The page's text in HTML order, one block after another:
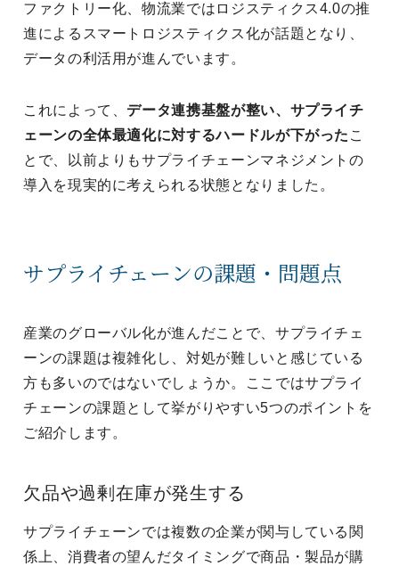
ファクトリー化、物流業ではロジスティクス4.0の推
進によるスマートロジスティクス化が話題となり、
データの利活用が進んでいます。
これによって、 データ連携基盤が整い、サプライチ
ェーンの全体最適化に対するハードルが下がった こ
とで、以前よりもサプライチェーンマネジメントの
導入を現実的に考えられる状態となりました。
サプライチェーンの課題・問題点
産業のグローバル化が進んだことで、サプライチェ
ーンの課題は複雑化し、対処が難しいと感じている
方も多いのではないでしょうか。ここではサプライ
チェーンの課題として挙がりやすい5つのポイントを
ご紹介します。
欠品や過剰在庫が発生する
サプライチェーンでは複数の企業が関与している関
係上、消費者の望んだタイミングで商品・製品が購